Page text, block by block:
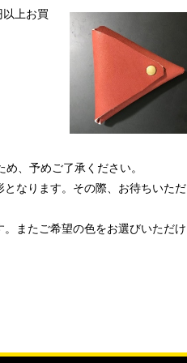
上お買
、予めご了承ください。
なります。その際、お待ちいただ
またご希望の色をお選びいただけ